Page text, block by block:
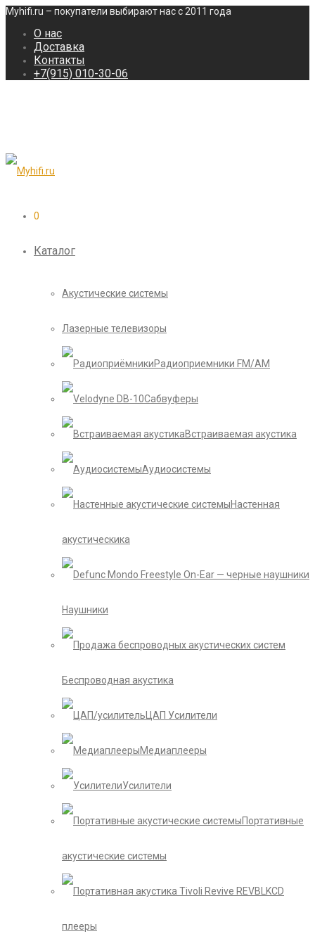
Myhifi.ru – покупатели выбирают нас с 2011 года
О нас
Доставка
Контакты
+7(915) 010-30-06
0
Каталог
Акустические системы
Лазерные телевизоры
Радиоприемники FM/AM
Сабвуферы
Встраиваемая акустика
Аудиосистемы
Настенная
акустическика
Наушники
Беспроводная акустика
ЦАП Усилители
Медиаплееры
Усилители
Портативные
акустические системы
CD
плееры